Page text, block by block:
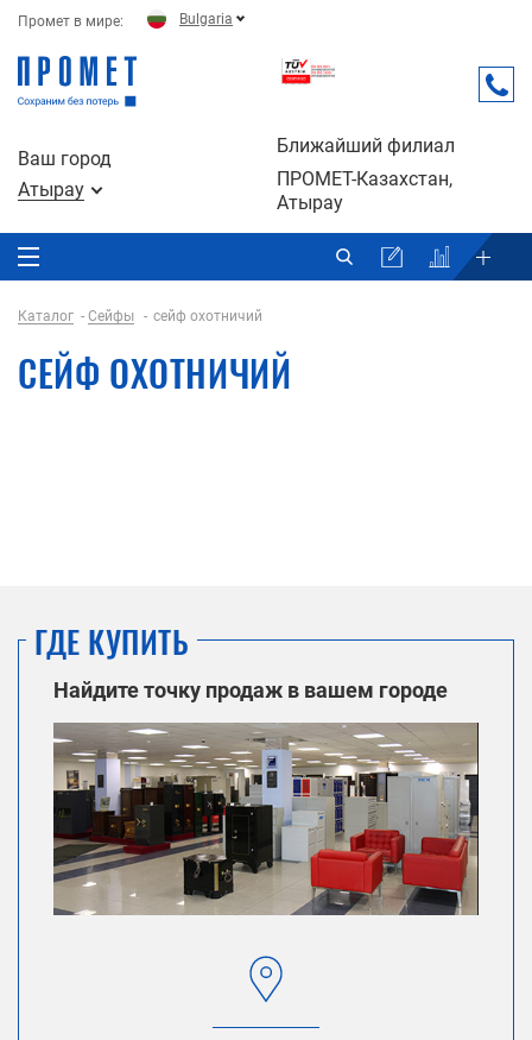
Промет в мире: Bulgaria
Ваш город
Атырау
Ближайший филиал
ПРОМЕТ-Казахстан,
Атырау
Каталог Сейфы сейф охотничий
СЕЙФ ОХОТНИЧИЙ
ГДЕ КУПИТЬ
Найдите точку продаж в вашем городе